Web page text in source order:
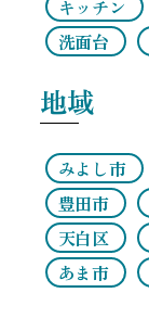
キッチン
洗面台
地域
みよし市
豊田市
天白区
あま市